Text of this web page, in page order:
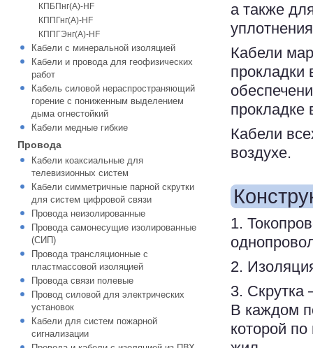
КПБПнг(А)-HF
КППГнг(А)-HF
КППГЭнг(А)-HF
Кабели с минеральной изоляцией
Кабели и провода для геофизических
работ
Кабель силовой нераспространяющий
горение с пониженным выделением
дыма огнестойкий
Кабели медные гибкие
Провода
Кабели коаксиальные для
телевизионных систем
Кабели симметричные парной скрутки
для систем цифровой связи
Провода неизолированные
Провода самонесущие изолированные
(СИП)
Провода трансляционные с
пластмассовой изоляцией
Провода связи полевые
Провод силовой для электрических
установок
Кабели для систем пожарной
сигнализации
а также
Кабели
прокладки
прокладке
Кабели
воздухе.
1.
2.
3.
В каждом
которой